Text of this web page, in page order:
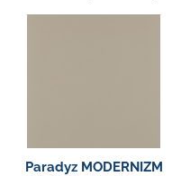
Paradyz MODERNIZM